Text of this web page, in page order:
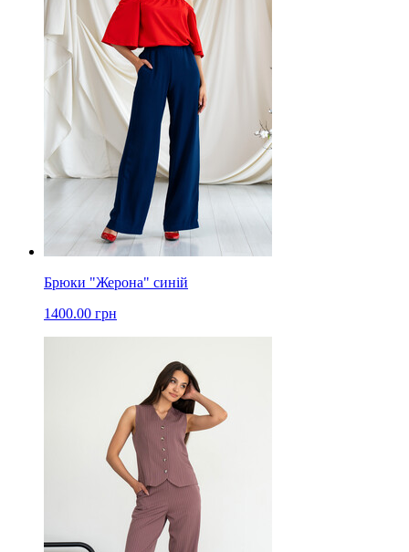
Брюки "Жерона" синій
1400.00 грн